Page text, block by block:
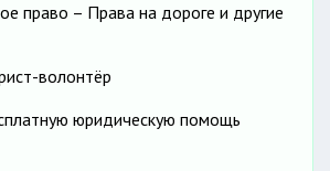
право – Права на дороге и другие
волонтёр
юридическую помощь